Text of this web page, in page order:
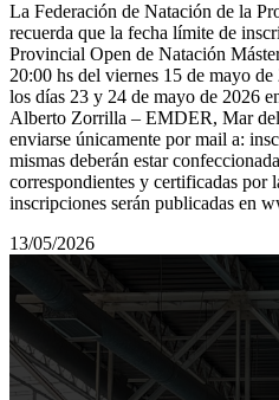
La Federación de Natación de la
recuerda que la fecha límite de
Provincial Open de Natación
20:00 hs del viernes 15 de mayo
los días 23 y 24 de mayo de 2026
Alberto Zorrilla – EMDER, Mar del
enviarse únicamente por mail a:
mismas deberán estar
correspondientes y certificadas por
inscripciones serán publicadas en
13/05/2026